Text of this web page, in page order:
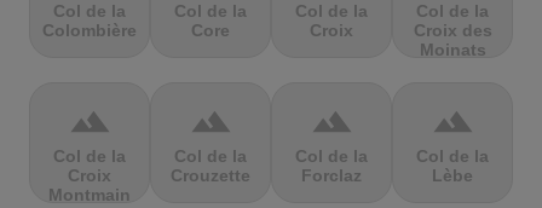
Col de la
Colombière
Col de la
Core
Col de la
Croix
Col de la
Croix des
Moinats
terrain
Col de la
Croix
Montmain
terrain
Col de la
Crouzette
terrain
Col de la
Forclaz
terrain
Col de la
Lèbe